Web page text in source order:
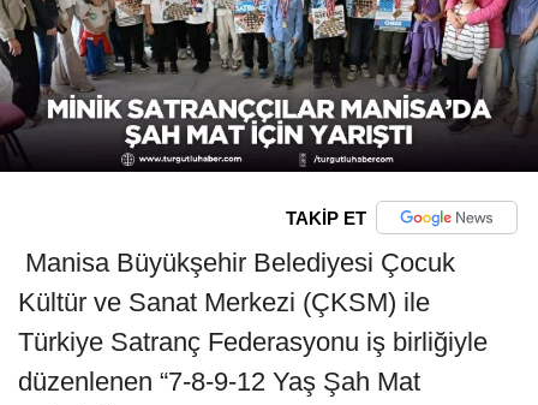
TAKİP ET
Manisa Büyükşehir Belediyesi Çocuk
Kültür ve Sanat Merkezi (ÇKSM) ile
Türkiye Satranç Federasyonu iş birliğiyle
düzenlenen “7-8-9-12 Yaş Şah Mat